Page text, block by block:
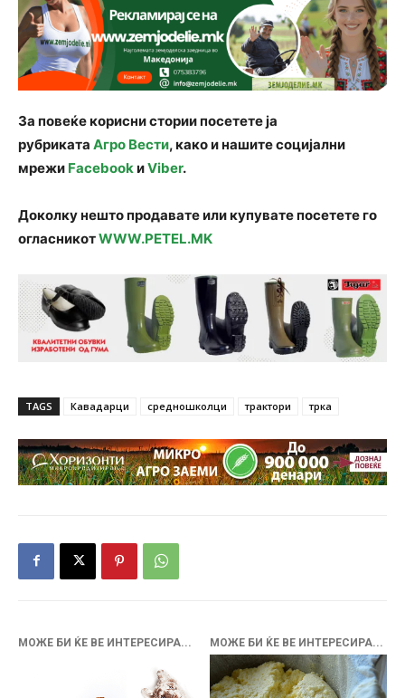
За повеќе корисни стории посетете ја
рубриката Агро Вести, како и нашите социјални
мрежи FacebookиViber.
Доколку нешто продавате или купувате посетете го
огласникотWWW.PETEL.MK
TAGS Кавадарци средношколци трактори трка
МОЖЕ БИ ЌЕ ВЕ ИНТЕРЕСИРА... МОЖЕ БИ ЌЕ ВЕ ИНТЕРЕСИРА...